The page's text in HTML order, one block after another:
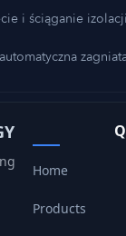
i ściąganie
Home
Products